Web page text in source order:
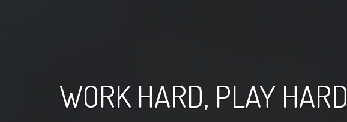
WORK HARD, PLAY HARD